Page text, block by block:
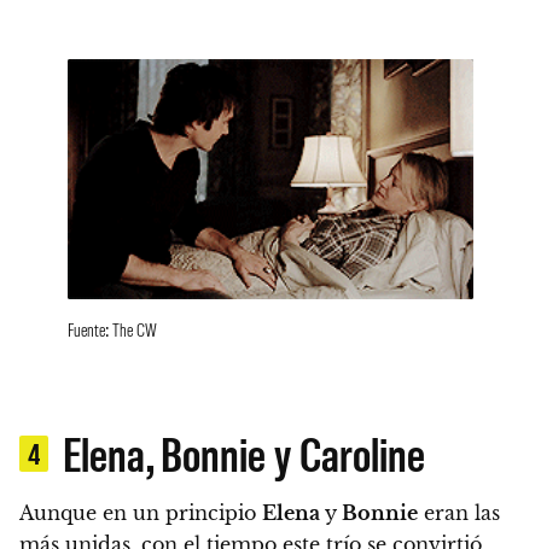
Fuente: The CW
4 Elena, Bonnie y Caroline
Aunque en un principio Elena y Bonnie eran las